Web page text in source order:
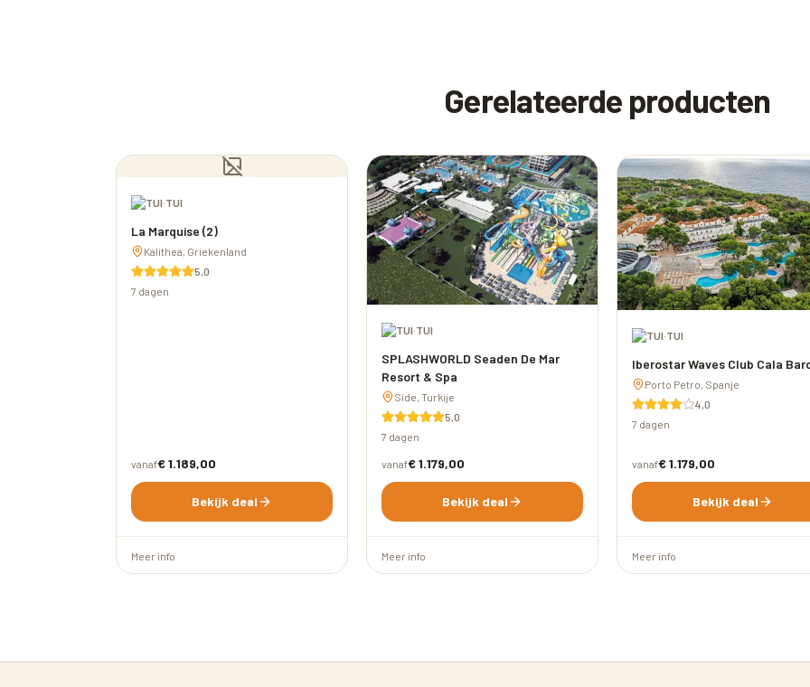
Gerelateerde producten
·TUI
La Marquise (2)
Kalithea, Griekenland
5,0
7 dagen
vanaf€ 1.189,00
Bekijk deal
Meer info
·TUI
SPLASHWORLD Seaden De Mar
Resort & Spa
Side, Turkije
5,0
7 dagen
vanaf€ 1.179,00
Bekijk deal
Meer info
·TUI
Iberostar Waves Club Cala
Porto Petro, Spanje
4,0
7 dagen
vanaf€ 1.179,00
Bekijk deal
Meer info